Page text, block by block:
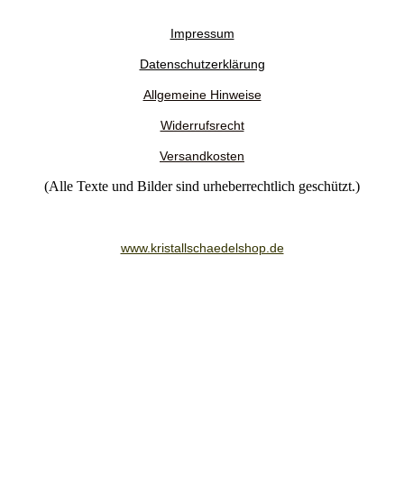
Impressum
Datenschutzerklärung
Allgemeine Hinweise
Widerrufsrecht
Versandkosten
(Alle Texte und Bilder sind urheberrechtlich geschützt.)
www.kristallschaedelshop.de